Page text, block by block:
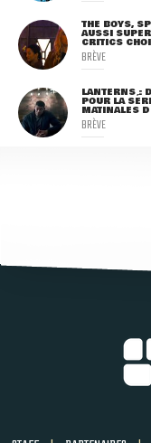
THE BOYS,
AUSSI
CRITICS
BRÈVE
LANTERNS :
POUR LA
MATINALES
BRÈVE